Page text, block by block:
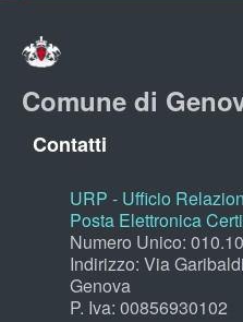
Comune di
Contatti
URP - Ufficio
Posta Elettronica
Numero Unico:
Indirizzo: Via
Genova
P. Iva: 00856930102